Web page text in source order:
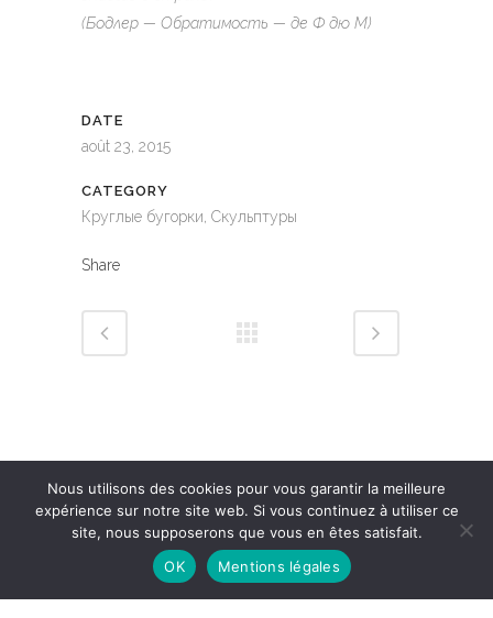
(Бодлер — Обратимость — де Ф дю М)
DATE
août 23, 2015
CATEGORY
Круглые бугорки, Скульптуры
Share
Nous utilisons des cookies pour vous garantir la meilleure
expérience sur notre site web. Si vous continuez à utiliser ce
site, nous supposerons que vous en êtes satisfait.
OK
Mentions légales